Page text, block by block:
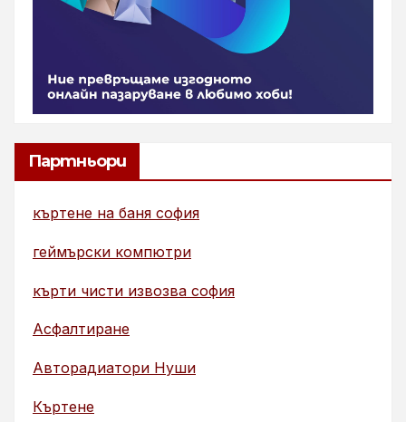
Партньори
къртене на баня софия
геймърски компютри
кърти чисти извозва софия
Асфалтиране
Авторадиатори Нуши
Къртене